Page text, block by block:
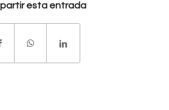
esta entrada